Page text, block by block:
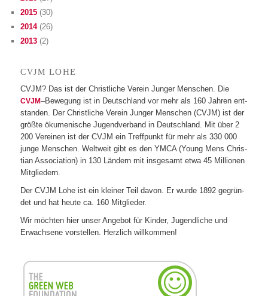
2015 (30)
2014(26)
2013 (2)
CVJM LOHE
CVJM? Das ist der Christ­li­che Ver­ein Jun­ger Men­schen. Die
CVJM–Bewe­gung ist in Deutsch­land vor mehr als 160 Jah­ren ent­
stan­den. Der Christ­li­che Ver­ein Jun­ger Men­schen (CVJM) ist der
größte öku­me­ni­sche Jugend­ver­band in Deutsch­land. Mit über 2
200 Ver­ei­nen ist der CVJM ein Treff­punkt für mehr als 330 000
junge Men­schen. Welt­weit gibt es den YMCA (Young Mens Chris­
tian Asso­cia­tion) in 130 Län­dern mit ins­ge­samt etwa 45 Mil­lio­nen
Mitgliedern.
Der CVJM Lohe ist ein klei­ner Teil davon. Er wurde 1892 gegrün­
det und hat heute ca. 160 Mitglieder.
Wir möch­ten hier unser Ange­bot für Kin­der, Jugend­li­che und
Erwach­sene vor­stel­len. Herz­lich willkommen!